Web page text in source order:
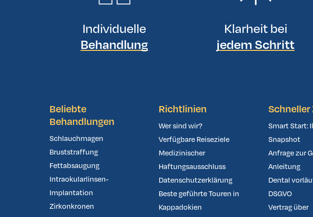
Individuelle
Behandlung
Klarheit bei
jedem Schritt
Beliebte
Behandlungen
Schlauchmagen
Bruststraffung
Fettabsaugung
Intraokularlinsen-
Implantation
Zirkonkronen
Richtlinien
Wer sind wir?
Verfügbare Reiseziele
Medizinischer
Haftungsausschluss
Datenschutzerklärung
Beste geführte Touren in
Kappadokien
Schneller
Smart Start:
Snapshot
Anfrage zur
Anleitung
Dental
DSGVO
Vertrag über